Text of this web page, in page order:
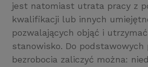
jest natomiast utrata pracy z
kwalifikacji lub innych
pozwalających objąć i
stanowisko. Do podstawowych
bezrobocia zaliczyć można: